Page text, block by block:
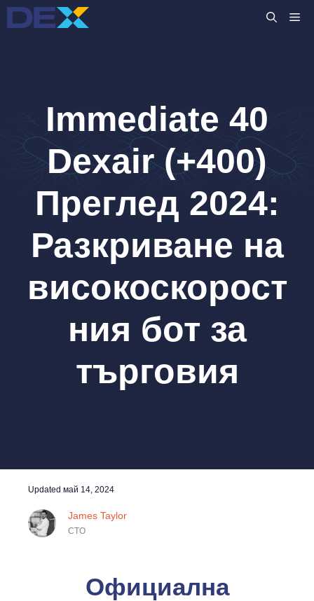
Към
съдържанието
Immediate 40
Dexair (+400)
Преглед 2024:
Разкриване на
високоскорост
ния бот за
търговия
Updated май 14, 2024
James Taylor
CTO
Официална